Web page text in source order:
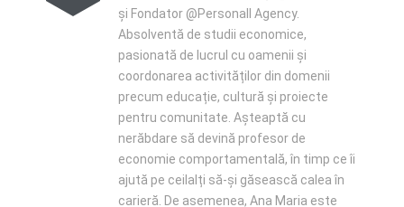
și Fondator @Personall Agency.
Absolventă de studii economice,
pasionată de lucrul cu oamenii și
coordonarea activităților din domenii
precum educație, cultură și proiecte
pentru comunitate. Așteaptă cu
nerăbdare să devină profesor de
economie comportamentală, în timp ce îi
ajută pe ceilalți să-și găsească calea în
carieră. De asemenea, Ana Maria este